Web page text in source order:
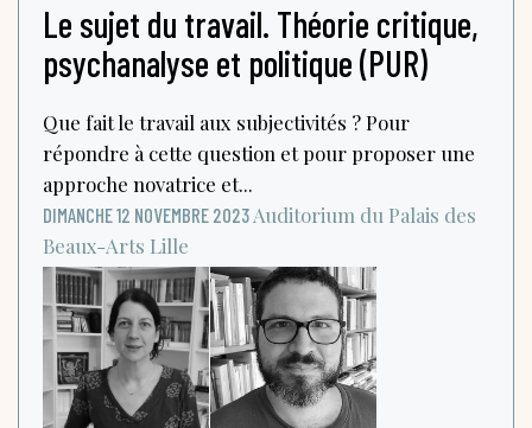
Le sujet du travail. Théorie critique,
psychanalyse et politique (PUR)
Que fait le travail aux subjectivités ? Pour
répondre à cette question et pour proposer une
approche novatrice et...
DIMANCHE 12 NOVEMBRE 2023 Auditorium du Palais des
Beaux-Arts Lille